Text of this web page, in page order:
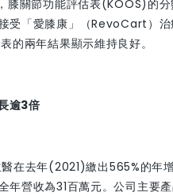
膝關節功能評估表(KOOS)的
受「愛膝康」（RevoCart）
的兩年結果顯示維持良好。
逾3倍
在去年(2021)繳出565%的
年營收為31百萬元。公司主